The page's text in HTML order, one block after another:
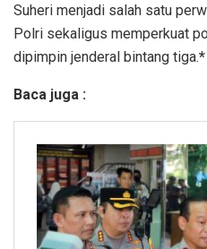
Suheri menjadi salah satu
Polri sekaligus memperkuat
dipimpin jenderal bintang tiga.*
Baca juga :